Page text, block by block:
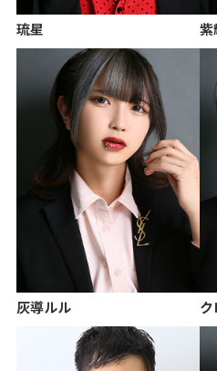
琉星 紫
灰導ルル ク